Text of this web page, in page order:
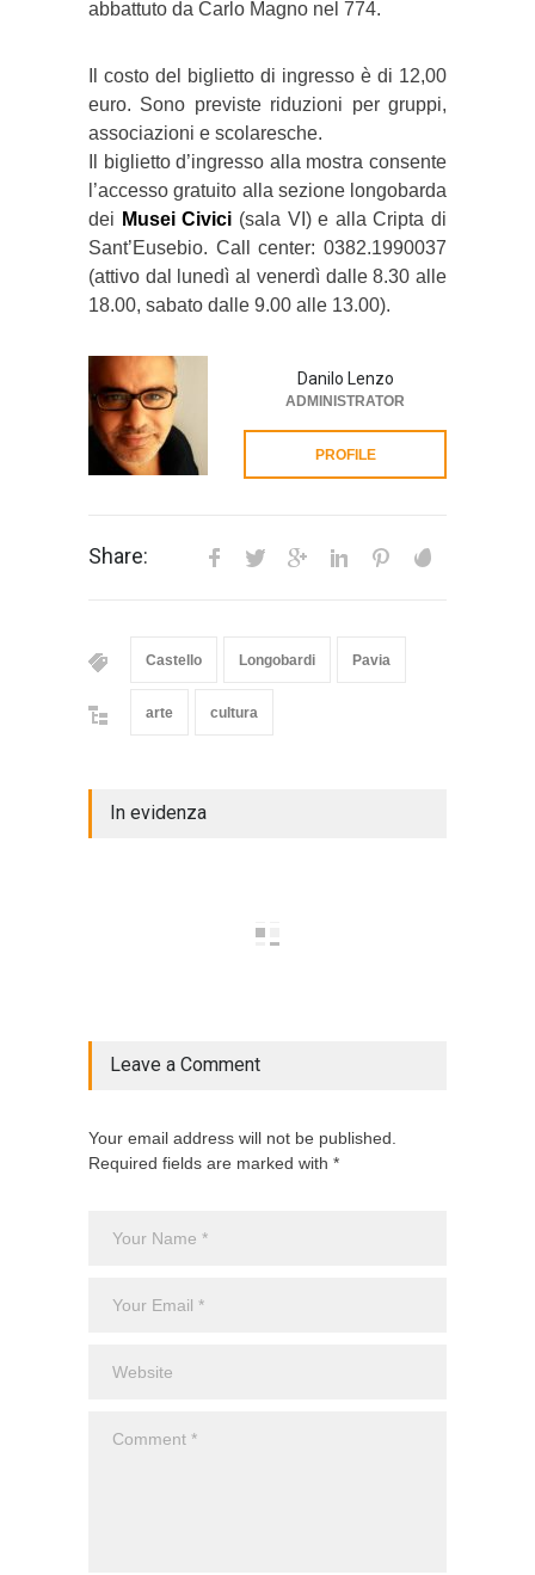
abbattuto da Carlo Magno nel 774.
Il costo del biglietto di ingresso è di 12,00
euro. Sono previste riduzioni per gruppi,
associazioni e scolaresche.
Il biglietto d’ingresso alla mostra consente
l’accesso gratuito alla sezione longobarda
dei Musei Civici (sala VI) e alla Cripta di
Sant’Eusebio. Call center: 0382.1990037
(attivo dal lunedì al venerdì dalle 8.30 alle
18.00, sabato dalle 9.00 alle 13.00).
Danilo Lenzo
ADMINISTRATOR
PROFILE
Share:
Castello Longobardi Pavia
arte cultura
In evidenza
Leave a Comment
Your email address will not be published.
Required fields are marked with *